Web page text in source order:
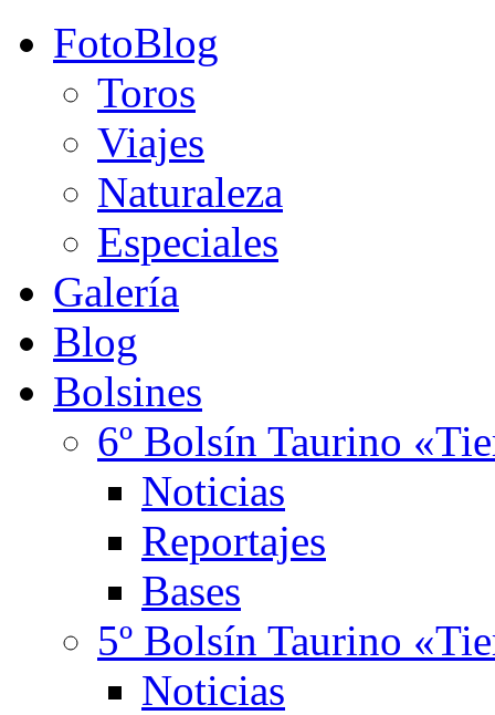
FotoBlog
Toros
Viajes
Naturaleza
Especiales
Galería
Blog
Bolsines
6º Bolsín Taurino
Noticias
Reportajes
Bases
5º Bolsín Taurino
Noticias